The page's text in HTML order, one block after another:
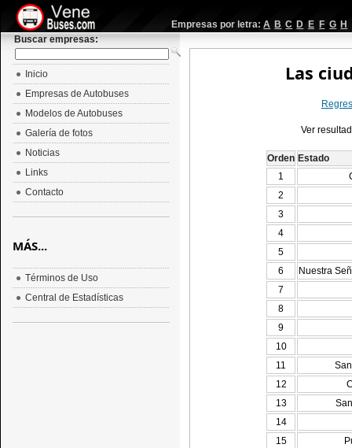
Empresas por letra: A B C D E F G H
Buscar empresas:
Las
Ver
Orden Estado
1
2
3
4
5
6
Nuestra
7
8
9
10
11
12
13
14
15
Inicio
Empresas de Autobuses
Modelos de Autobuses
Galería de fotos
Noticias
Links
Contacto
MÁS...
Términos de Uso
Central de Estadísticas